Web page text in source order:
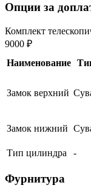
Опции за
Комплект
9000 ₽
Наименование
Замок верхний
Замок нижний
Тип цилиндра -
Фурнитура